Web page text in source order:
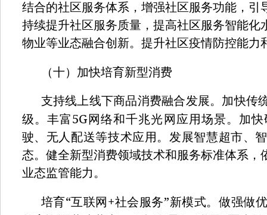
结合的社区服务体系，增强社区服务功能，引
持续提升社区服务质量，提高社区服务智能化
物业等业态融合创新。提升社区疫情防控能力
（十）加快培育新型消费
支持线上线下商品消费融合发展。加快传
级。丰富5G网络和千兆光网应用场景。加
驶、无人配送等技术应用。发展智慧超市、
态。健全新型消费领域技术和服务标准体系，
业态监管能力。
培育“互联网 +社会服务”新模式。做强做